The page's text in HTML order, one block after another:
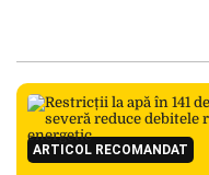
ARTICOL RECOMANDAT